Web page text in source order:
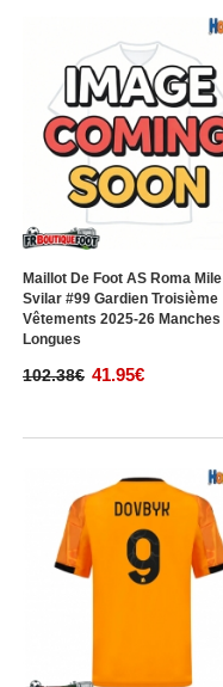
Maillot De Foot AS Roma Mile
Svilar #99 Gardien Troisième
Vêtements 2025-26 Manches
Longues
102.38€ 41.95€